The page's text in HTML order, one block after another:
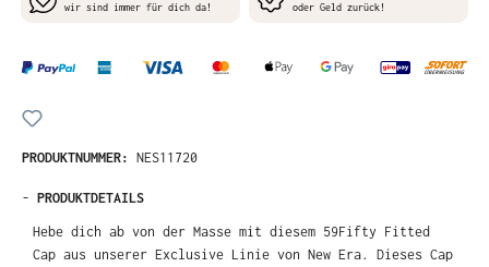
wir sind immer für dich da!
oder Geld zurück!
PRODUKTNUMMER: NES11720
- PRODUKTDETAILS
Hebe dich ab von der Masse mit diesem 59Fifty Fitted
Cap aus unserer Exclusive Linie von New Era. Dieses Cap